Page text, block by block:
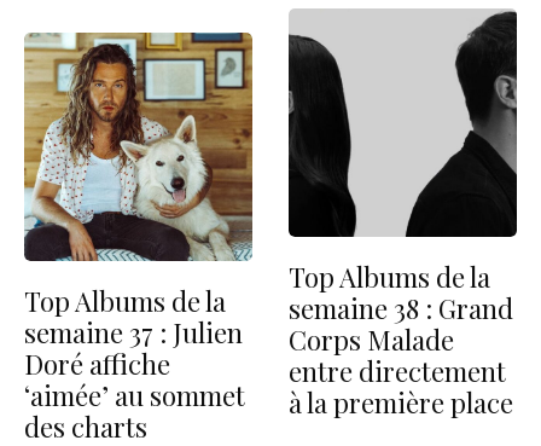
Top Albums de la
semaine 37 : Julien
Doré affiche
‘aimée’ au sommet
des charts
Top Albums de la
semaine 38 : Grand
Corps Malade
entre directement
à la première place